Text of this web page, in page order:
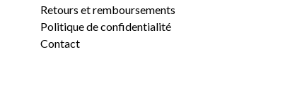
Retours et remboursements
Politique de confidentialité
Contact